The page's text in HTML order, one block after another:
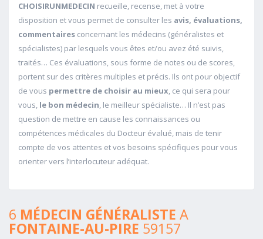
CHOISIRUNMEDECIN recueille, recense, met à votre
disposition et vous permet de consulter les avis, évaluations,
commentaires concernant les médecins (généralistes et
spécialistes) par lesquels vous êtes et/ou avez été suivis,
traités… Ces évaluations, sous forme de notes ou de scores,
portent sur des critères multiples et précis. Ils ont pour objectif
de vous permettre de choisir au mieux, ce qui sera pour
vous, le bon médecin, le meilleur spécialiste… Il n’est pas
question de mettre en cause les connaissances ou
compétences médicales du Docteur évalué, mais de tenir
compte de vos attentes et vos besoins spécifiques pour vous
orienter vers l’interlocuteur adéquat.
6 MÉDECIN GÉNÉRALISTE A
FONTAINE-AU-PIRE 59157